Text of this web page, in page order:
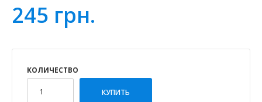
245 грн.
КОЛИЧЕСТВО